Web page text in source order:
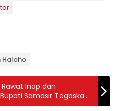
Haloho
Inap dan
Samosir Tegaskan
Tahun 2026.